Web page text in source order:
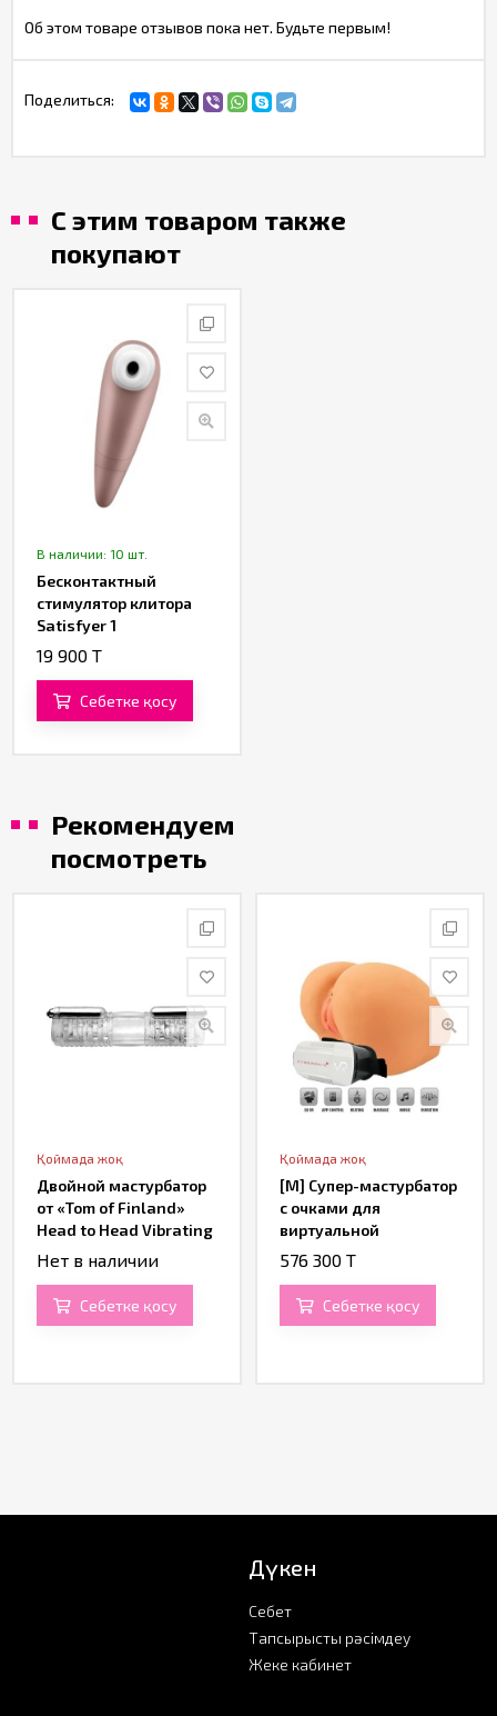
Об этом товаре отзывов пока нет. Будьте первым!
Поделиться:
С этим товаром также
покупают
В наличии: 10 шт.
Бесконтактный
стимулятор клитора
Satisfyer 1
19 900 T
Себетке қосу
Рекомендуем
посмотреть
Қоймада жоқ
Двойной мастурбатор
от «Tom of Finland»
Head to Head Vibrating
Нет в наличии
Себетке қосу
Қоймада жоқ
[M] Супер-мастурбатор
с очками для
виртуальной
реальности - CyberSkin
576 300 T
Себетке қосу
Дүкен
Себет
Тапсырысты рәсімдеу
Жеке кабинет